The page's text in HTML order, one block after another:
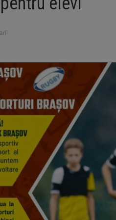
analizează dosarul lui Călin
națională pentru biodiversitate